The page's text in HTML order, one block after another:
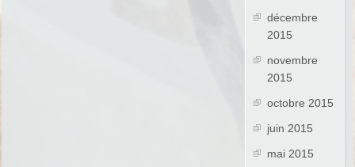
décembre
2015
novembre
2015
octobre 2015
juin 2015
mai 2015